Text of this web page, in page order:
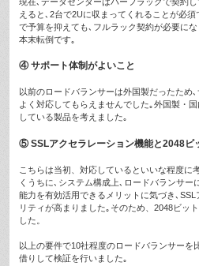
えると､2台で2Uに収まってくれることが必
で予算を抑えても､フルラック契約が必要に
本末転倒です｡
④ サポート体制がよいこと
以前のロードバランサーは外国製だったため
よく対応してもらえませんでした｡外国製・
している製品を考えました｡
⑤ SSLアクセラレーション機能と2048ビ
こちらは当初、対応しているといいな程度に
くうちに､システム構成上､ロードバランサー
能力を有効活用できるメリットに気づき､
リティが高まりました｡そのため、2048ビッ
した。
以上の要件で10社程度のロードバランサーを
借りして検証を行いました｡